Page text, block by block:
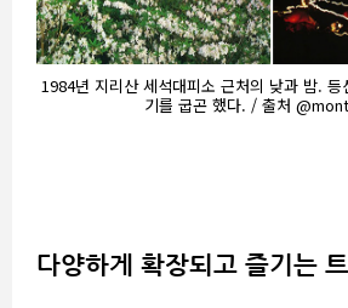
1984년 지리산 세석대피소 근처의 낮과 밤.
기를 굽곤 했다. / 출처
다양하게 확장되고 즐기는